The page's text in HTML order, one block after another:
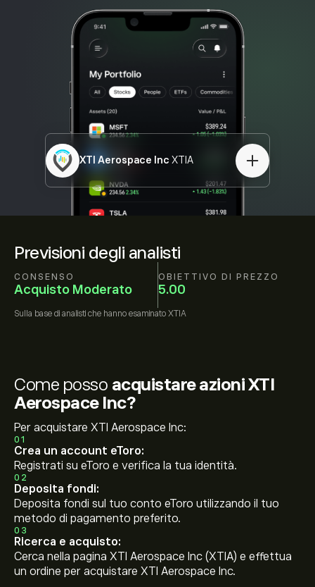
Previsioni degli analisti
CONSENSO
Acquisto Moderato
OBIETTIVO DI PREZZO
5.00
Sulla base di analisti che hanno esaminato XTIA
XTI Aerospace Inc XTIA
Come posso acquistare azioni XTI
Aerospace Inc?
Per acquistare XTI Aerospace Inc:
01
Crea un account eToro:
Registrati su eToro e verifica la tua identità.
02
Deposita fondi:
Deposita fondi sul tuo conto eToro utilizzando il tuo
metodo di pagamento preferito.
03
Ricerca e acquisto:
Cerca nella pagina XTI Aerospace Inc (XTIA) e effettua
un ordine per acquistare XTI Aerospace Inc.